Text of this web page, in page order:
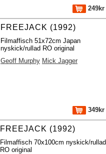
249kr
FREEJACK (1992)
Filmaffisch 51x72cm Japan
nyskick/rullad RO original
Geoff Murphy Mick Jagger
349kr
FREEJACK (1992)
Filmaffisch 70x100cm nyskick/rullad
RO original